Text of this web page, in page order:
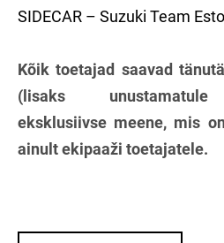
SIDECAR – Suzuki Team
Kõik toetajad saavad
(lisaks unustamatule
eksklusiivse meene, mis
ainult ekipaaži toetajatele.